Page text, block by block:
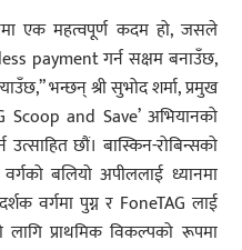
एक महत्वपूर्ण कदम हो, जसले
payment गर्न सक्षम बनाउँछ,
भन्छन् श्री सुभोद शर्मा, प्रमुख
Scoop and Save’ अभियानको
छौं। बास्किन-रोबिन्सको
बलियो अपीललाई ध्यानमा
वर्गमा पुग्न र FoneTAG लाई
लागि प्राथमिक विकल्पको रूपमा